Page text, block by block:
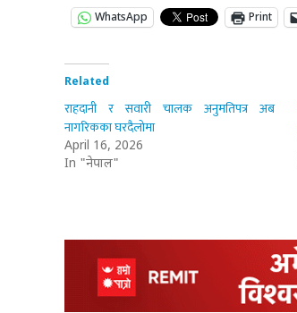
WhatsApp
Print
Related
राहदानी र सवारी चालक अनुमतिपत्र अब
नागरिकका घरदैलोमा
April 16, 2026
In "नेपाल"